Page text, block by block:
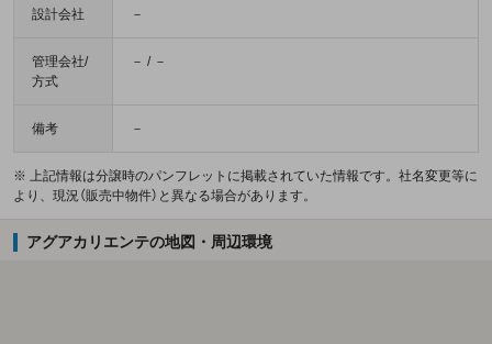
設計会社 －
管理会社/
方式
－ / －
備考 －
※ 上記情報は分譲時のパンフレットに掲載されていた情報です。社名変更等に
より、現況（販売中物件）と異なる場合があります。
アグアカリエンテの地図・周辺環境